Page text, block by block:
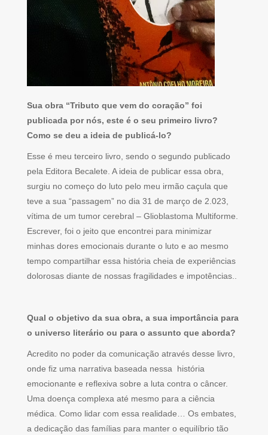
Sua obra “Tributo que vem do coração” foi
publicada por nós, este é o seu primeiro livro?
Como se deu a ideia de publicá-lo?
Esse é meu terceiro livro, sendo o segundo publicado
pela Editora Becalete. A ideia de publicar essa obra,
surgiu no começo do luto pelo meu irmão caçula que
teve a sua “passagem” no dia 31 de março de 2.023,
vítima de um tumor cerebral – Glioblastoma Multiforme.
Escrever, foi o jeito que encontrei para minimizar
minhas dores emocionais durante o luto e ao mesmo
tempo compartilhar essa história cheia de experiências
dolorosas diante de nossas fragilidades e impotências..
Qual o objetivo da sua obra, a sua importância para
o universo literário ou para o assunto que aborda?
Acredito no poder da comunicação através desse livro,
onde fiz uma narrativa baseada nessa história
emocionante e reflexiva sobre a luta contra o câncer.
Uma doença complexa até mesmo para a ciência
médica. Como lidar com essa realidade… Os embates,
a dedicação das famílias para manter o equilíbrio tão